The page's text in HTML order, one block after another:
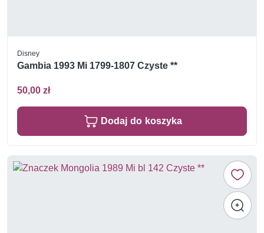
Disney
Gambia 1993 Mi 1799-1807 Czyste **
50,00 zł
Dodaj do koszyka